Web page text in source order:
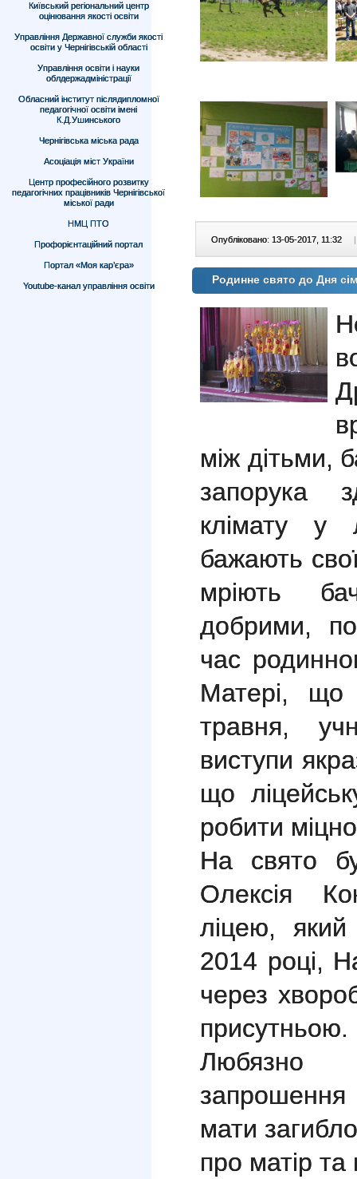
Київський регіональний центр
оцінювання якості освіти
Управління Державної служби якості
освіти у Чернігівській області
Управління освіти і науки
облдержадміністрації
Обласний інститут післядипломної
педагогічної освіти імені
К.Д.Ушинського
Чернігівська міська рада
Асоціація міст України
Центр професійного розвитку
педагогічних працівників Чернігівської
міської ради
НМЦ ПТО
Профорієнтаційний портал
Портал «Моя кар’єра»
Youtube-канал управління освіти
Опубліковано: 13-05-2017, 11:32 |
Родинне свято до Дня
між дітьми,
запорука
клімату у
бажають
мріють
добрими,
час
Матері, що
травня,
виступи
що
робити
На свято
Олексія
ліцею,
2014 році,
через
присутньою.
Любязно
мати
про матір та